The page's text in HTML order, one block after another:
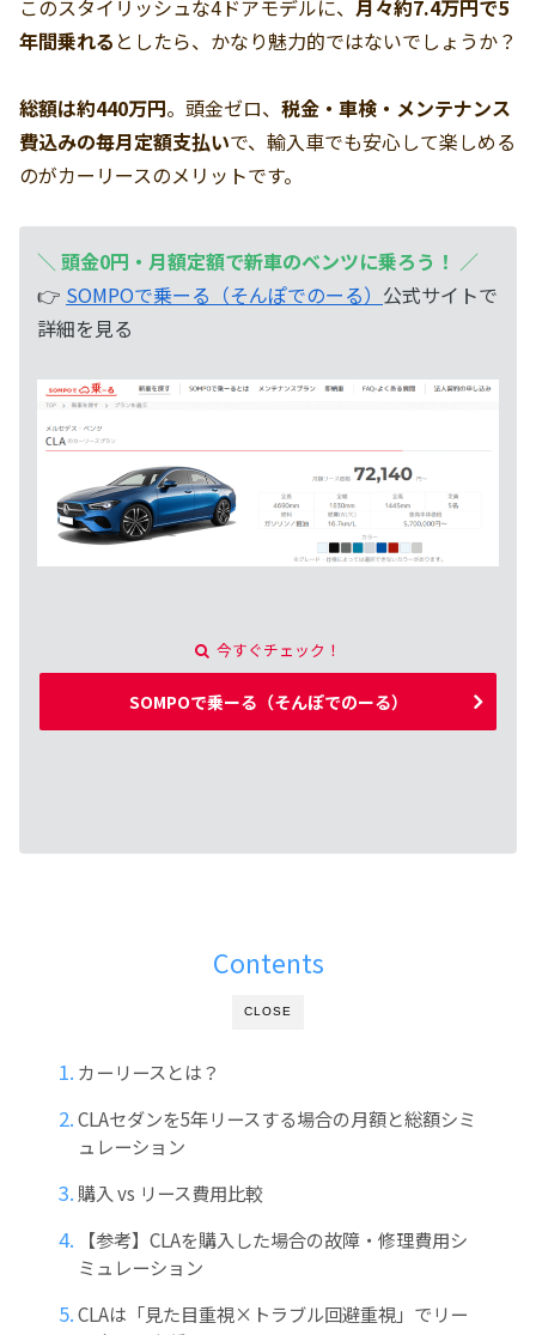
このスタイリッシュな4ドアモデルに、 月々約7.4万円で5
年間乗れる としたら、かなり魅力的ではないでしょうか？
総額は約440万円。頭金ゼロ、 税金・車検・メンテナンス
費込みの毎月定額支払いで、輸入車でも安心して楽しめる
のがカーリースのメリットです。
＼ 頭金0円・月額定額で新車のベンツに乗ろう！ ／
👉 SOMPOで乗ーる（そんぽでのーる） 公式サイトで
詳細を見る
今すぐチェック！
SOMPOで乗ーる（そんぽでのーる）
CLOSE
Contents
カーリースとは？
CLAセダンを5年リースする場合の月額と総額シミ
ュレーション
購入 vs リース費用比較
【参考】CLAを購入した場合の故障・修理費用シ
ミュレーション
CLAは「見た目重視×トラブル回避重視」でリー